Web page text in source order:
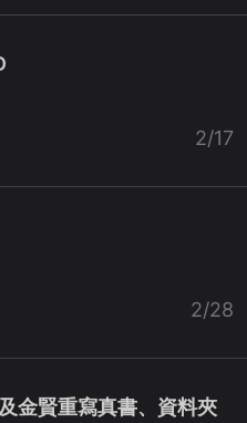
2/17
2/28
金賢重寫真書、資料夾